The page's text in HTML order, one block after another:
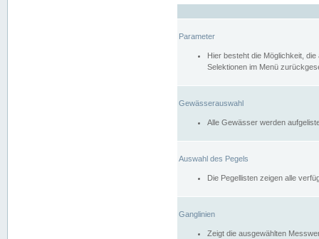
Parameter
Hier besteht die Möglichkeit,
Selektionen im Menü
Gewässerauswahl
Alle Gewässer werden
Auswahl des Pegels
Die Pegellisten zeigen alle
Ganglinien
Zeigt die ausgewählten